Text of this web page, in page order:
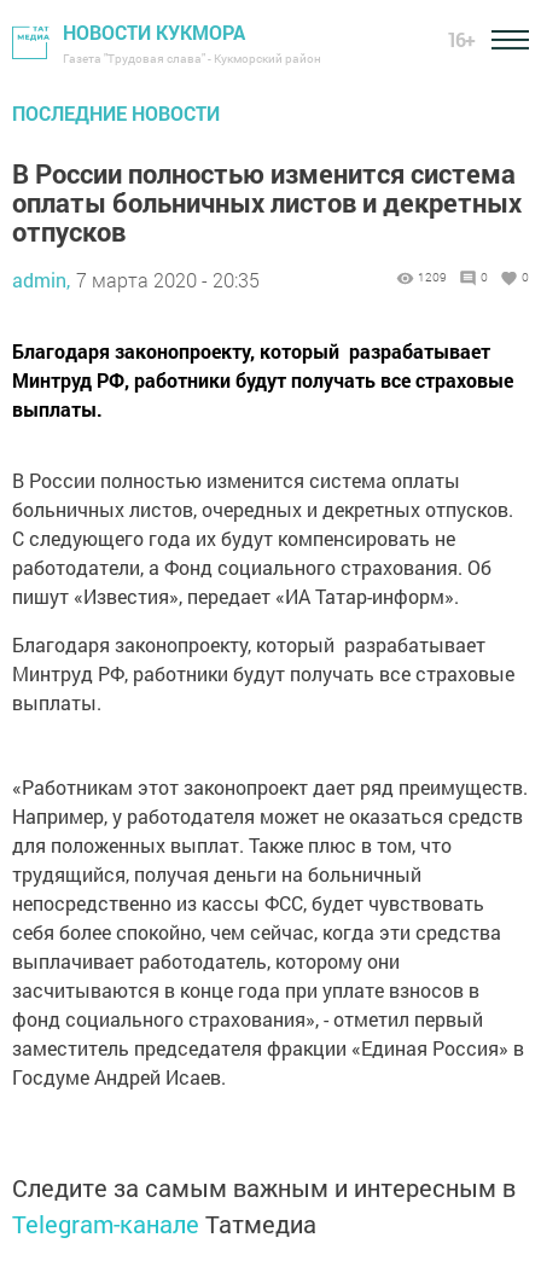
НОВОСТИ КУКМОРА
Газета "Трудовая слава" - Кукморский район
16+
ПОСЛЕДНИЕ НОВОСТИ
В России полностью изменится система
оплаты больничных листов и декретных
отпусков
admin, 7 марта 2020 - 20:35 1209 0 0
Благодаря законопроекту, который разрабатывает
Минтруд РФ, работники будут получать все страховые
выплаты.
В России полностью изменится система оплаты
больничных листов, очередных и декретных отпусков.
С следующего года их будут компенсировать не
работодатели, а Фонд социального страхования. Об
пишут «Известия», передает «ИА Татар-информ».
Благодаря законопроекту, который разрабатывает
Минтруд РФ, работники будут получать все страховые
выплаты.
«Работникам этот законопроект дает ряд преимуществ.
Например, у работодателя может не оказаться средств
для положенных выплат. Также плюс в том, что
трудящийся, получая деньги на больничный
непосредственно из кассы ФСС, будет чувствовать
себя более спокойно, чем сейчас, когда эти средства
выплачивает работодатель, которому они
засчитываются в конце года при уплате взносов в
фонд социального страхования», - отметил первый
заместитель председателя фракции «Единая Россия» в
Госдуме Андрей Исаев.
Следите за самым важным и интересным в
Telegram-канале Татмедиа